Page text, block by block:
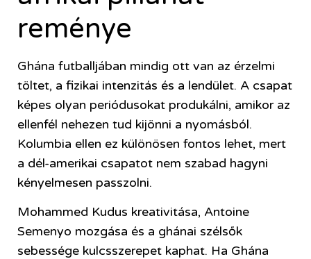
reménye
Ghána futballjában mindig ott van az érzelmi
töltet, a fizikai intenzitás és a lendület. A csapat
képes olyan periódusokat produkálni, amikor az
ellenfél nehezen tud kijönni a nyomásból.
Kolumbia ellen ez különösen fontos lehet, mert
a dél-amerikai csapatot nem szabad hagyni
kényelmesen passzolni.
Mohammed Kudus kreativitása, Antoine
Semenyo mozgása és a ghánai szélsők
sebessége kulcsszerepet kaphat. Ha Ghána